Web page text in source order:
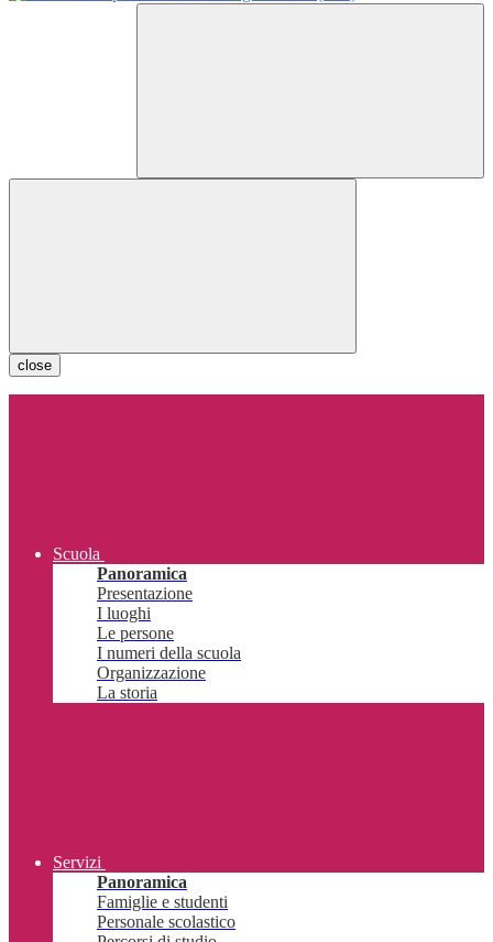
close
Scuola
Panoramica
Presentazione
I luoghi
Le persone
I numeri della scuola
Organizzazione
La storia
Servizi
Panoramica
Famiglie e studenti
Personale scolastico